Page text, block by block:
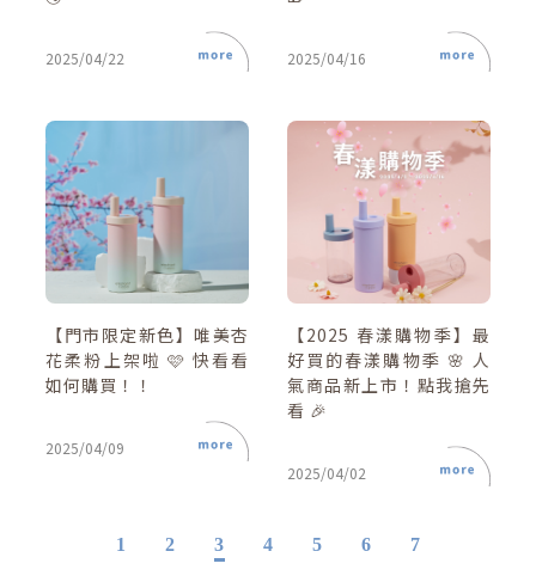
2025/04/22 2025/04/16
【門市限定新色】唯美杏
花柔粉上架啦 🩷 快看看
如何購買！！
2025/04/09
【2025 春漾購物季】最
好買的春漾購物季 🌸 人
氣商品新上市！點我搶先
看 🎉
2025/04/02
1 2 3 4 5 6 7